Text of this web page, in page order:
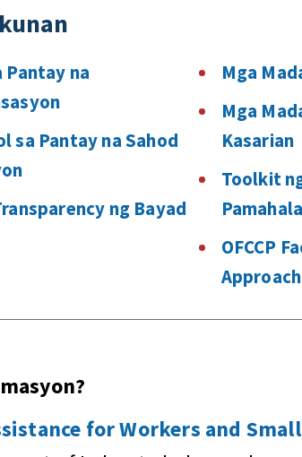
Pantay na
sa Pantay na Sahod
ng Bayad
Mga
Mga
Kasarian
Toolkit
OFCCP
for Workers and